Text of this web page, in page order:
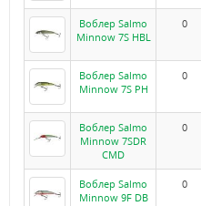
Воблер Salmo
Minnow 7S HBL
0
Воблер Salmo
Minnow 7S PH
0
Воблер Salmo
Minnow 7SDR
CMD
0
Воблер Salmo
Minnow 9F DB
0